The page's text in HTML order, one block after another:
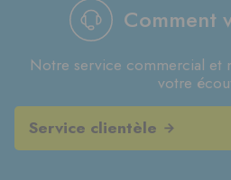
Comment
Notre service commercial et
votre
Service clientèle